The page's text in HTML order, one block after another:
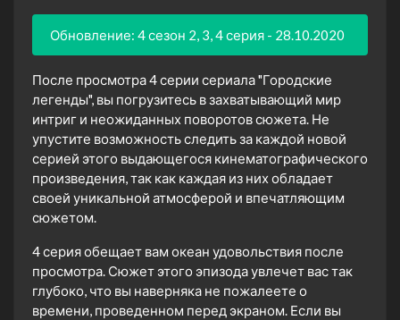
Обновление: 4 сезон 2, 3, 4 серия - 28.10.2020
После просмотра 4 серии сериала "Городские
легенды", вы погрузитесь в захватывающий мир
интриг и неожиданных поворотов сюжета. Не
упустите возможность следить за каждой новой
серией этого выдающегося кинематографического
произведения, так как каждая из них обладает
своей уникальной атмосферой и впечатляющим
сюжетом.
4 серия обещает вам океан удовольствия после
просмотра. Сюжет этого эпизода увлечет вас так
глубоко, что вы наверняка не пожалеете о
времени, проведенном перед экраном. Если вы